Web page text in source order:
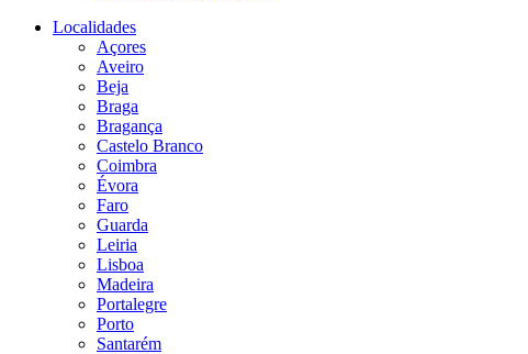
Localidades
Açores
Aveiro
Beja
Braga
Bragança
Castelo Branco
Coimbra
Évora
Faro
Guarda
Leiria
Lisboa
Madeira
Portalegre
Porto
Santarém